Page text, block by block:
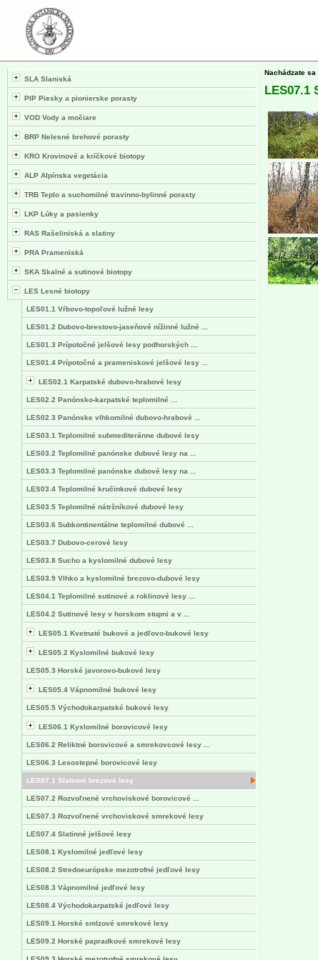
SLA Slaniská
PIP Piesky a pionierske porasty
VOD Vody a močiare
BRP Nelesné brehové porasty
KRO Krovinové a kríčkové biotopy
ALP Alpínska vegetácia
TRB Teplo a suchomilné travinno-bylinné porasty
LKP Lúky a pasienky
RAS Rašeliniská a slatiny
PRA Prameniská
SKA Skalné a sutinové biotopy
LES Lesné biotopy
LES01.1 Vŕbovo-topoľové lužné lesy
LES01.2 Dubovo-brestovo-jaseňové nížinné lužné ...
LES01.3 Prípotočné jelšové lesy podhorských ...
LES01.4 Prípotočné a prameniskové jelšové lesy ...
LES02.1 Karpatské dubovo-hrabové lesy
LES02.2 Panónsko-karpatské teplomilné ...
LES02.3 Panónske vlhkomilné dubovo-hrabové ...
LES03.1 Teplomilné submediteránne dubové lesy
LES03.2 Teplomilné panónske dubové lesy na ...
LES03.3 Teplomilné panónske dubové lesy na ...
LES03.4 Teplomilné kručinkové dubové lesy
LES03.5 Teplomilné nátržníkové dubové lesy
LES03.6 Subkontinentálne teplomilné dubové ...
LES03.7 Dubovo-cerové lesy
LES03.8 Sucho a kyslomilné dubové lesy
LES03.9 Vlhko a kyslomilné brezovo-dubové lesy
LES04.1 Teplomilné sutinové a roklinové lesy ...
LES04.2 Sutinové lesy v horskom stupni a v ...
LES05.1 Kvetnaté bukové a jedľovo-bukové lesy
LES05.2 Kyslomilné bukové lesy
LES05.3 Horské javorovo-bukové lesy
LES05.4 Vápnomilné bukové lesy
LES05.5 Východokarpatské bukové lesy
LES06.1 Kyslomilné borovicové lesy
LES06.2 Reliktné borovicové a smrekovcové lesy ...
LES06.3 Lesostepné borovicové lesy
LES07.1 Slatinné brezové lesy
LES07.2 Rozvoľnené vrchoviskové borovicové ...
LES07.3 Rozvoľnené vrchoviskové smrekové lesy
LES07.4 Slatinné jelšové lesy
LES08.1 Kyslomilné jedľové lesy
LES08.2 Stredoeurópske mezotrofné jedľové lesy
LES08.3 Vápnomilné jedľové lesy
LES08.4 Východokarpatské jedľové lesy
LES09.1 Horské smlzové smrekové lesy
LES09.2 Horské papradkové smrekové lesy
Nachádzate sa
LES07.1